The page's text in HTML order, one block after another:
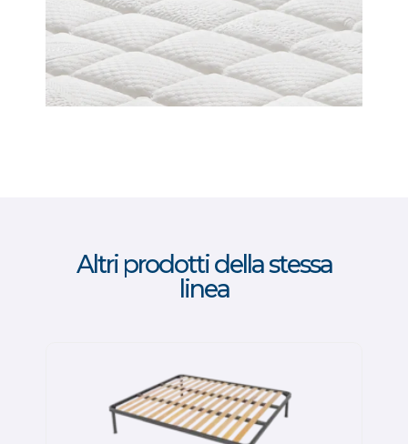
Altri prodotti della stessa
linea